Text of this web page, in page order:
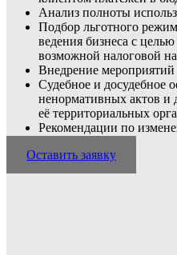
Анализ полноты
Подбор льготного
ведения бизнеса с
возможной налоговой
Внедрение
Судебное и досудебное
ненормативных актов и
её территориальных
Рекомендации по
Оставить заявку